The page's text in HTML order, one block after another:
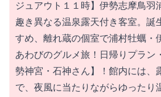
ジュアウト１１時】伊勢志摩鳥羽
趣き異なる温泉露天付き客室。誕
すめ、離れ蔵の個室で浦村牡蠣・
あわびのグルメ旅！日帰りプラン
勢神宮・石神さん】！館内には、
で、夜風に当たりながらゆったり